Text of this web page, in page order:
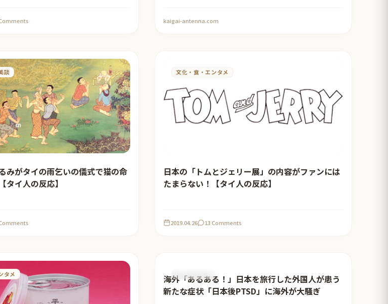
kaigai-antenna.com
談
みがタイの雨乞いの儀式で猫の命
タイ人の反応】
文化・食・エンタメ
日本の「トムとジェリー展」の内容がファンには
たまらない！【タイ人の反応】
2019.04.26 13 Comments
タメ おすすめ記事
海外「あるある！」日本を旅行した外国人が患う
新たな症状「日本後PTSD」に海外が大騒ぎ